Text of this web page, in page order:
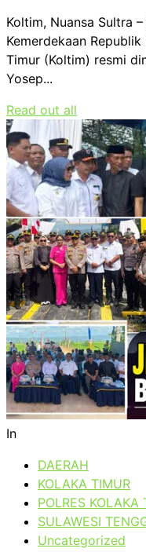
Koltim, Nuansa Sultra
Kemerdekaan
Timur (Koltim) resmi
Yosep...
Read out all
In
DAERAH
KOLAKA TIMUR
POLRES KOLAKA
SULAWESI
Uncategorized